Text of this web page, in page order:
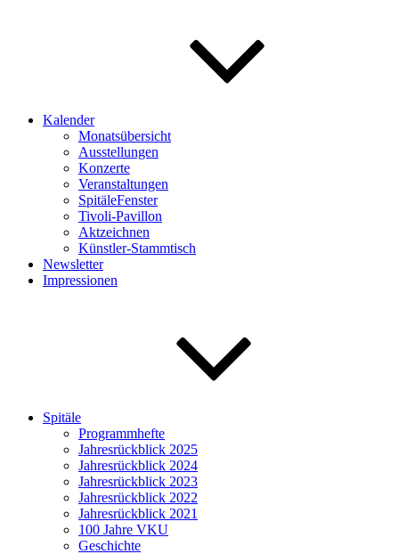
Kalender
Monatsübersicht
Ausstellungen
Konzerte
Veranstaltungen
SpitäleFenster
Tivoli-Pavillon
Aktzeichnen
Künstler-Stammtisch
Newsletter
Impressionen
Spitäle
Programmhefte
Jahresrückblick 2025
Jahresrückblick 2024
Jahresrückblick 2023
Jahresrückblick 2022
Jahresrückblick 2021
100 Jahre VKU
Geschichte